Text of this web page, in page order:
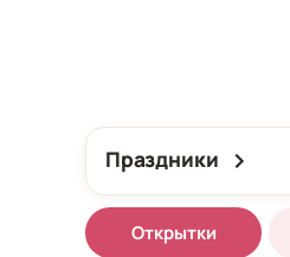
Праздники
Открытки